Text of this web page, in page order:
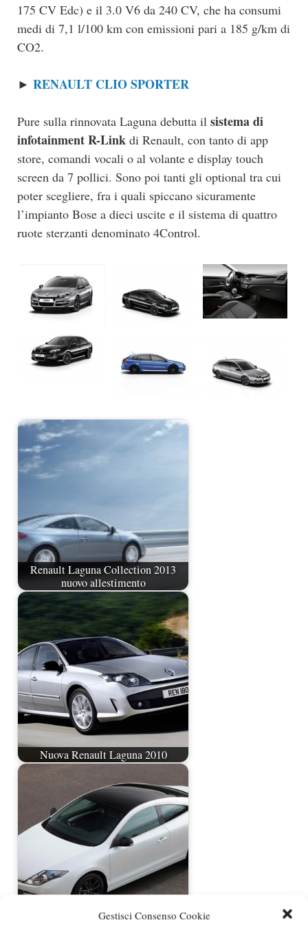
Gestisci Consenso Cookie
175 CV Edc) e il 3.0 V6 da 240 CV, che ha consumi
medi di 7,1 l/100 km con emissioni pari a 185 g/km di
CO2.
► RENAULT CLIO SPORTER
Pure sulla rinnovata Laguna debutta il sistema di
infotainment R-Link di Renault, con tanto di app
store, comandi vocali o al volante e display touch
screen da 7 pollici. Sono poi tanti gli optional tra cui
poter scegliere, fra i quali spiccano sicuramente
l’impianto Bose a dieci uscite e il sistema di quattro
ruote sterzanti denominato 4Control.
Renault Laguna Collection 2013
nuovo allestimento
Nuova Renault Laguna 2010